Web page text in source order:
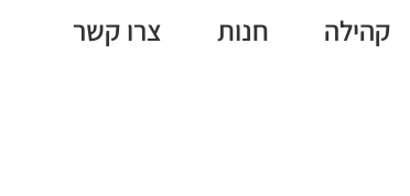
קהילה חנות צרו קשר